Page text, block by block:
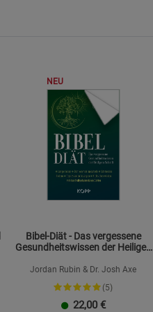
NEU
Bibel-Diät - Das vergessene
Gesundheitswissen der Heiligen
Jordan Rubin & Dr. Josh Axe
(5)
22,00 €